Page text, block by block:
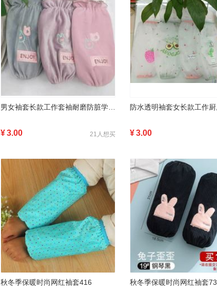
¥3.00 21人想买 ¥3.00
秋冬季保暖时尚网红袖套416 秋冬季保暖时尚网红袖套73